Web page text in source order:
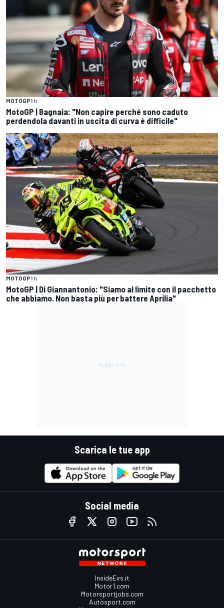
MOTOGP1 h
MotoGP | Bagnaia: "Non capire perché sono caduto
perdendola davanti in uscita di curva è difficile"
MOTOGP1 h
MotoGP | Di Giannantonio: "Siamo al limite con il pacchetto
che abbiamo. Non basta più per battere Aprilia"
Scarica le tue app
Social media
InsideEvs.it
Motor1.com
Motorsportjobs.com
Autosport.com